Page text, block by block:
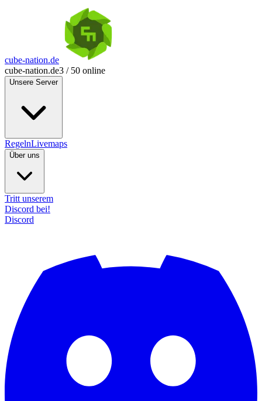
cube-nation.de
cube-nation.de3 / 50 online
Unsere Server
RegelnLivemaps
Über uns
Tritt unserem
Discord bei!
Discord